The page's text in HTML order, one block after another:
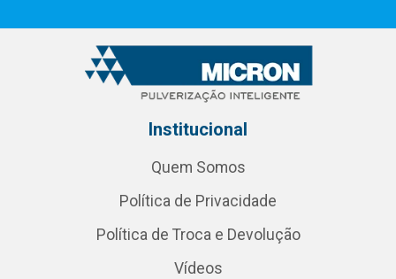
Institucional
Quem Somos
Política de Privacidade
Política de Troca e Devolução
Vídeos